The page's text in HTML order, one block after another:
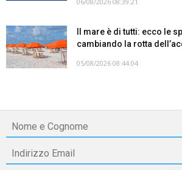
Il mare è di tutti: ecco le
cambiando la rotta
05/08/2026 08:44:04